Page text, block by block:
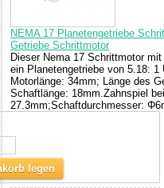
NEMA 17 Planetengetriebe
Getriebe Schrittmotor
Dieser Nema 17 Schrittmotor
ein Planetengetriebe von 5.18:
Motorlänge: 34mm; Länge des
Schaftlänge: 18mm.Zahnspiel
27.3mm;Schaftdurchmesser:
legen